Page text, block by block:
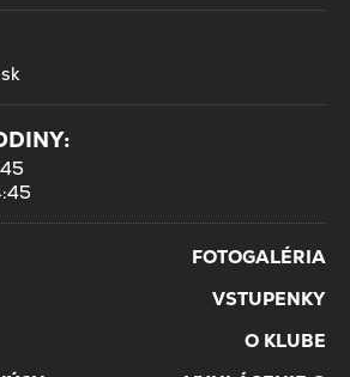
FOTOGALÉRIA
VSTUPENKY
O KLUBE